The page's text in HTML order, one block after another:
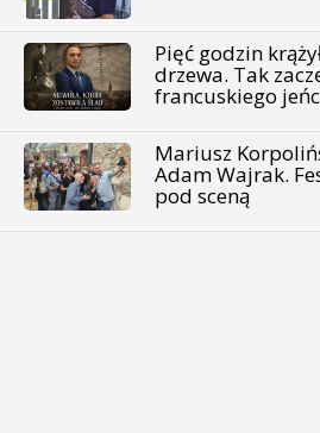
Pięć godzin
drzewa. Tak
francuskiego
Mariusz
Adam Wajrak.
pod sceną